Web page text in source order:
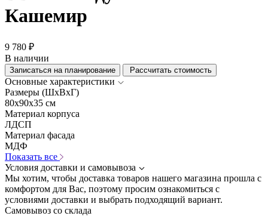
Кашемир
9 780 ₽
В наличии
Записаться на планирование Рассчитать стоимость
Основные характеристики
Размеры (ШхВхГ)
80x90x35 см
Материал корпуса
ЛДСП
Материал фасада
МДФ
Показать все
Условия доставки и самовывоза
Мы хотим, чтобы доставка товаров нашего магазина прошла с
комфортом для Вас, поэтому просим ознакомиться с
условиями доставки и выбрать подходящий вариант.
Самовывоз со склада